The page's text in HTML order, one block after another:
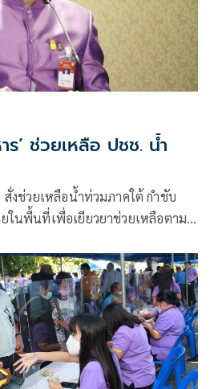
ร’ ช่วยเหลือ ปชช. น้ำ
สั่งช่วยเหลือน้ำท่วมภาคใต้ กำชับ
ยในพื้นที่เพื่อเยียวยาช่วยเหลือตาม